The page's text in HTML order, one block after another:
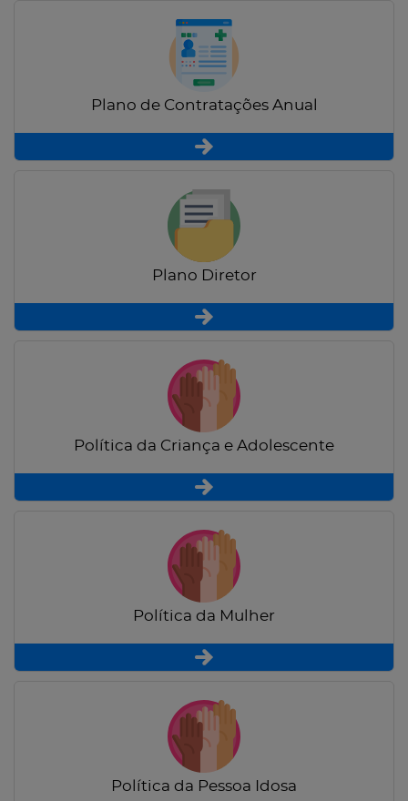
Plano de Contratações Anual
Plano Diretor
Política da Criança e Adolescente
Política da Mulher
Política da Pessoa Idosa